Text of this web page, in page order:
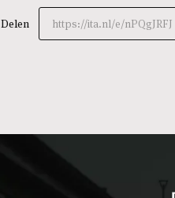
Delen https://ita.nl/e/nPQgJRFJ